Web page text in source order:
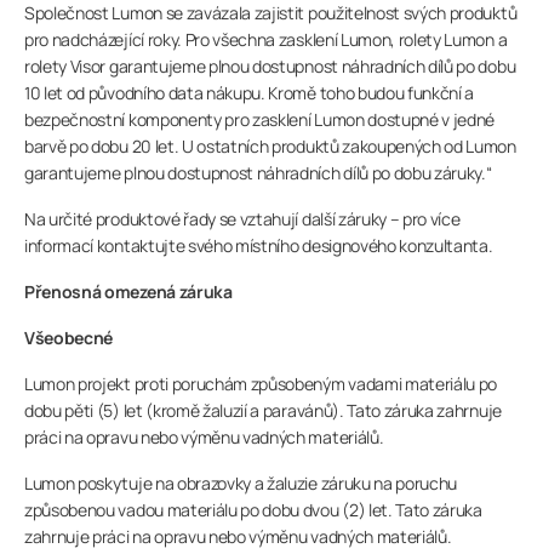
Lumon Group
PRO Blog
Projekční a technická podpora
KONTAKTUJTE NÁS
Společnost Lumon se zavázala zajistit použitelnost svých produktů
pro nadcházející roky. Pro všechna zasklení Lumon, rolety Lumon a
rolety Visor garantujeme plnou dostupnost náhradních dílů po dobu
10 let od původního data nákupu. Kromě toho budou funkční a
bezpečnostní komponenty pro zasklení Lumon dostupné v jedné
barvě po dobu 20 let. U ostatních produktů zakoupených od Lumon
garantujeme plnou dostupnost náhradních dílů po dobu záruky.“
Na určité produktové řady se vztahují další záruky – pro více
informací kontaktujte svého místního designového konzultanta.
Přenosná omezená záruka
Všeobecné
Lumon projekt proti poruchám způsobeným vadami materiálu po
dobu pěti (5) let (kromě žaluzií a paravánů). Tato záruka zahrnuje
práci na opravu nebo výměnu vadných materiálů.
Lumon poskytuje na obrazovky a žaluzie záruku na poruchu
způsobenou vadou materiálu po dobu dvou (2) let. Tato záruka
zahrnuje práci na opravu nebo výměnu vadných materiálů.